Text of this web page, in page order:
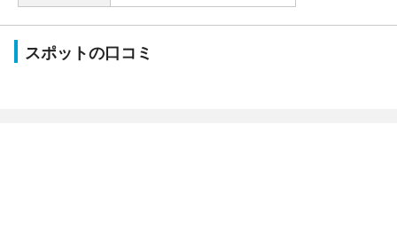
スポットの口コミ